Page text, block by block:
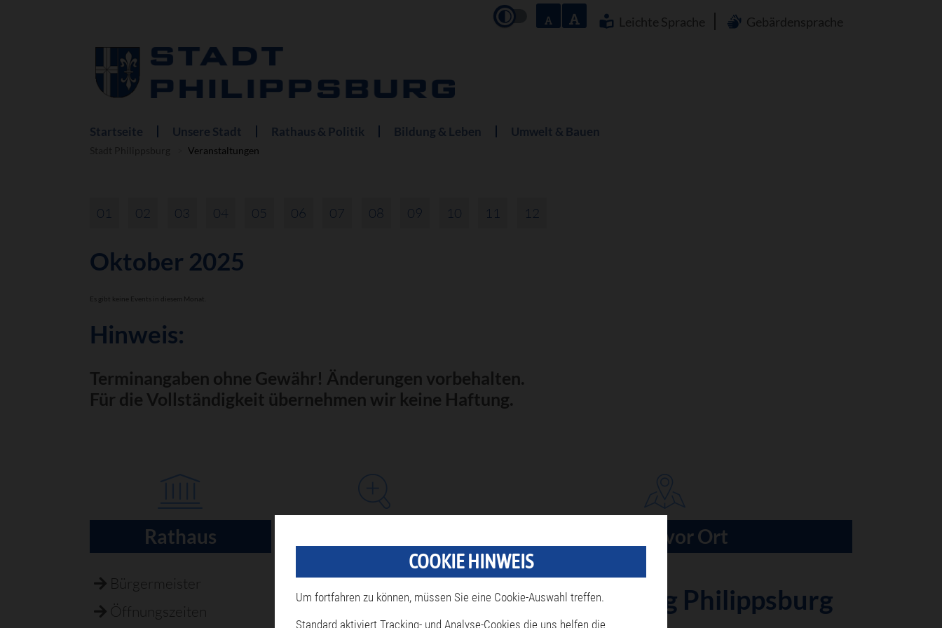
Leichte Sprache Gebärdensprache
Navigation
überspringen
Startseite Unsere Stadt Rathaus & Politik Bildung & Leben Umwelt & Bauen
Veranstaltungen
01 02 03 04 05 06 07 08 09 10 11 12
Oktober 2025
Es gibt keine Events in diesem Monat.
Hinweis:
Terminangaben ohne Gewähr! Änderungen vorbehalten.
Für die Vollständigkeit übernehmen wir keine Haftung.
Rathaus
Bürgermeister
Öffnungszeiten
Bestattungen
Für Sie vor Ort
Stadtverwaltung Philippsburg
COOKIE HINWEIS
Um fortfahren zu können, müssen Sie eine Cookie-Auswahl treffen.
Standard aktiviert Tracking- und Analyse-Cookies die uns helfen die